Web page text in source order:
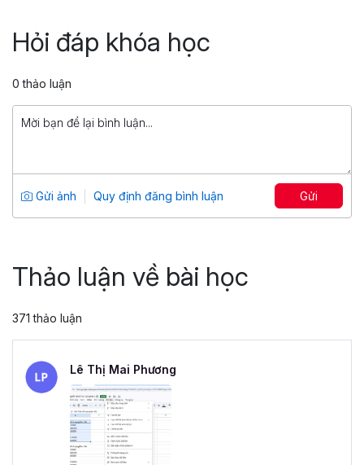
Tổng số 14 giờ
142 bài giảng
799,000 đ
Tổng số 12 giờ
91 bài giảng
4.86
25,048
Hỏi đáp khóa học
0 thảo luận
Gửi ảnh Quy định đăng bình luận Gửi
Thảo luận về bài học
371 thảo luận
Lê Thị Mai Phương